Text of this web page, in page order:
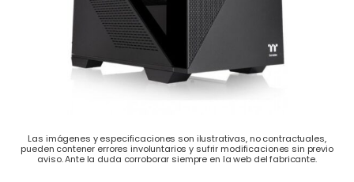
Las imágenes y especificaciones son ilustrativas, no contractuales,
pueden contener errores involuntarios y sufrir modificaciones sin previo
aviso. Ante la duda corroborar siempre en la web del fabricante.